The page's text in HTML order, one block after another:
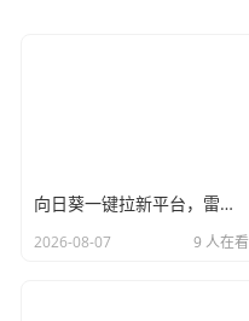
向日葵一键拉新平台，雷霆模式价格顶置，单号可撸100+
2026-08-07 9 人在看